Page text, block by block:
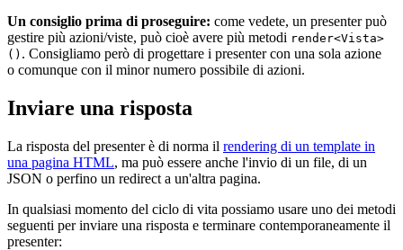
Un consiglio prima di proseguire: come vedete, un presenter può
gestire più azioni/viste, può cioè avere più metodi render<Vista>
() . Consigliamo però di progettare i presenter con una sola azione
o comunque con il minor numero possibile di azioni.
Inviare una risposta
La risposta del presenter è di norma il rendering di un template in
una pagina HTML, ma può essere anche l'invio di un file, di un
JSON o perfino un redirect a un'altra pagina.
In qualsiasi momento del ciclo di vita possiamo usare uno dei metodi
seguenti per inviare una risposta e terminare contemporaneamente il
presenter: